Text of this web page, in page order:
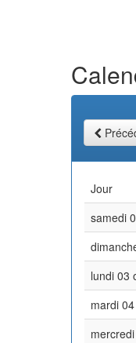
Jour
samedi
lundi 03
mardi